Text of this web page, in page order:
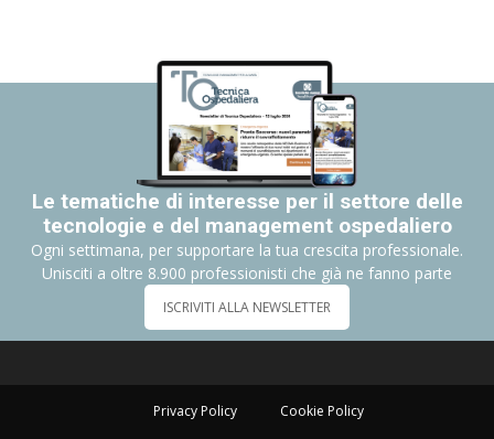
Le tematiche di interesse per il settore delle
tecnologie e del management ospedaliero
Ogni settimana, per supportare la tua crescita professionale.
Unisciti a oltre 8.900 professionisti che già ne fanno parte
ISCRIVITI ALLA NEWSLETTER
Privacy Policy Cookie Policy